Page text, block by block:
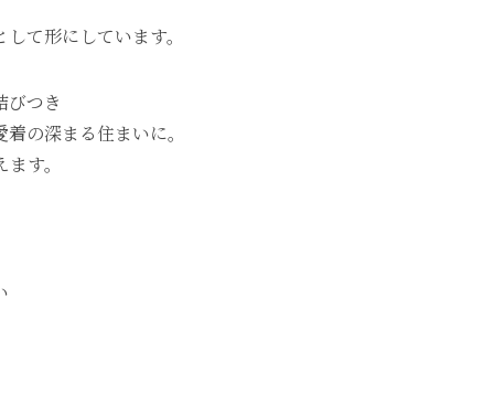
て形にしています。
びつき
の深まる住まいに。
す。